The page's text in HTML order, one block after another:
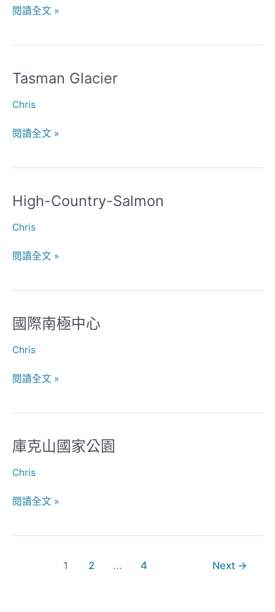
閱讀全文 »
Tasman Glacier
Chris
Tasman
閱讀全文 »
High-Country-Salmon
Chris
High-
Salmon
閱讀全文 »
國際南極中心
Chris
國
南
中
閱讀全文 »
庫克山國家公園
Chris
庫
山
家
園
閱讀全文 »
1 2 ... 4 Next →